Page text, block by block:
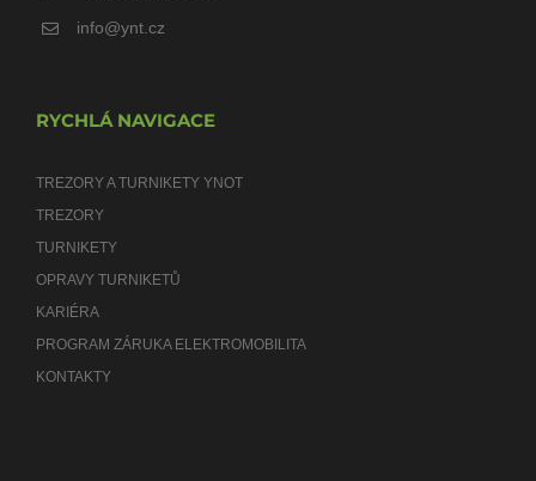
info@ynt.cz
RYCHLÁ NAVIGACE
TREZORY A TURNIKETY YNOT
TREZORY
TURNIKETY
OPRAVY TURNIKETŮ
KARIÉRA
PROGRAM ZÁRUKA ELEKTROMOBILITA
KONTAKTY